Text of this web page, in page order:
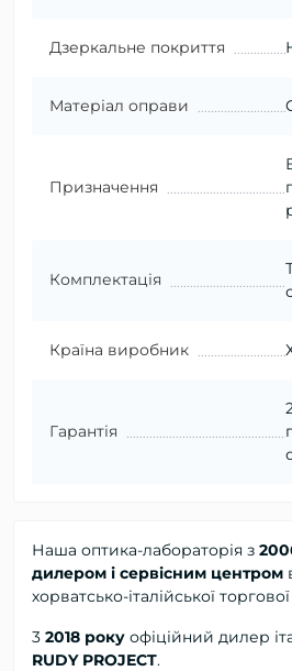
Дзеркальне покриття
Матеріал оправи
Призначення
Комплектація
Країна виробник
Гарантія
Наша оптика-лабораторія з
дилером і сервісним центром
хорватсько-італійської
3 2018 року офіційний дилер
RUDY PROJECT.